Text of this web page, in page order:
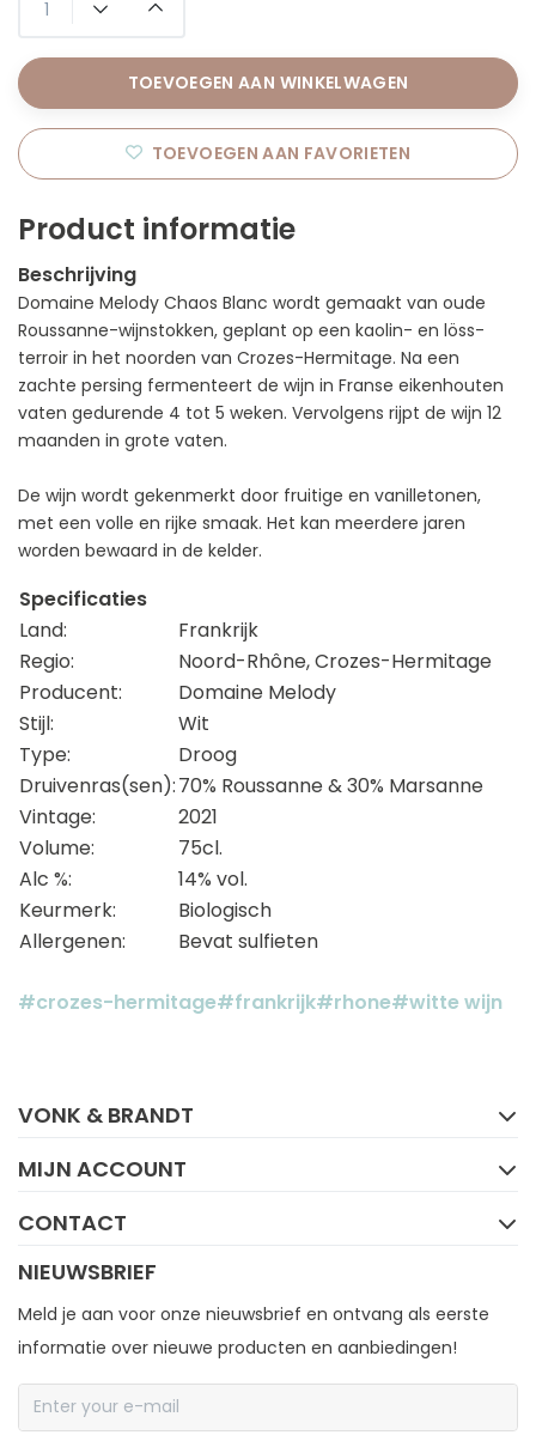
TOEVOEGEN AAN WINKELWAGEN
TOEVOEGEN AAN FAVORIETEN
Product informatie
Beschrijving
Domaine Melody Chaos Blanc wordt gemaakt van oude
Roussanne-wijnstokken, geplant op een kaolin- en löss-
terroir in het noorden van Crozes-Hermitage. Na een
zachte persing fermenteert de wijn in Franse eikenhouten
vaten gedurende 4 tot 5 weken. Vervolgens rijpt de wijn 12
maanden in grote vaten.
De wijn wordt gekenmerkt door fruitige en vanilletonen,
met een volle en rijke smaak. Het kan meerdere jaren
worden bewaard in de kelder.
Specificaties
Land:
Frankrijk
Regio:
Noord-Rhône, Crozes-Hermitage
Producent:
Domaine Melody
Stijl:
Wit
Type:
Droog
Druivenras(sen):70% Roussanne & 30% Marsanne
Vintage:
2021
Volume:
75cl.
Alc %:
14% vol.
Keurmerk:
Biologisch
Allergenen:
Bevat sulfieten
#crozes-hermitage#frankrijk#rhone#witte wijn
VONK & BRANDT
MIJN ACCOUNT
CONTACT
NIEUWSBRIEF
Meld je aan voor onze nieuwsbrief en ontvang als eerste
informatie over nieuwe producten en aanbiedingen!